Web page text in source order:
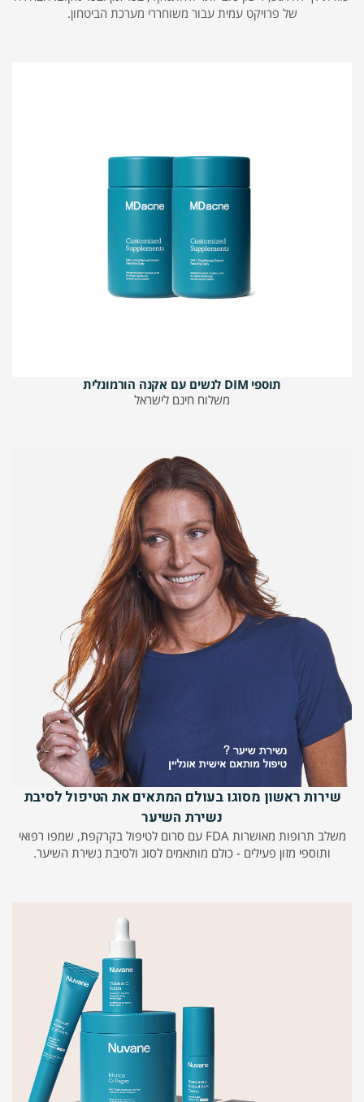
של פרויקט עמית עבור משוחררי מערכת הביטחון.
תוספי DIM לנשים עם אקנה הורמונלית
משלוח חינם לישראל
שירות ראשון מסוגו בעולם המתאים את הטיפול לסיבת
נשירת השיער
משלב תרופות מאושרות FDA עם סרום לטיפול בקרקפת, שמפו רפואי
ותוספי מזון פעילים - כולם מותאמים לסוג ולסיבת נשירת השיער.